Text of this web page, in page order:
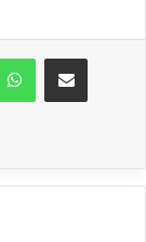
WhatsAppCompartir vía correo